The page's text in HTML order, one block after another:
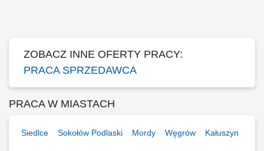
ZOBACZ INNE OFERTY PRACY:
PRACA SPRZEDAWCA
PRACA W MIASTACH
Siedlce Sokołów Podlaski Mordy Węgrów Kałuszyn